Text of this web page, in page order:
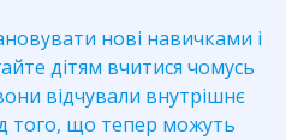
нові навичками і
дітям вчитися чомусь
відчували внутрішнє
того, що тепер можуть